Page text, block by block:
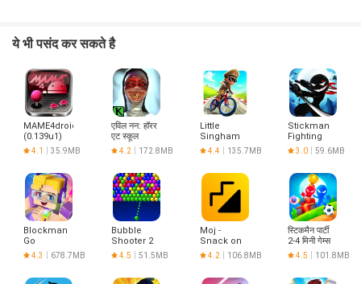
ये भी पसंद कर सकते है
MAME4droid
(0.139u1)
4.1 35.9MB
एविल नन: हॉरर
एट स्कूल
4.2 172.8MB
Little
Singham
Cycle Race
4.4 135.7MB
Stickman
Fighting
3.0 59.6MB
Blockman
Go
4.3 678.7MB
Bubble
Shooter 2
4.5 51.5MB
Moj -
Snack on
Indian
Short
4.2 106.8MB
स्टिकमैन पार्टी
2-4 मिनी गेम्स
4.5 101.8MB